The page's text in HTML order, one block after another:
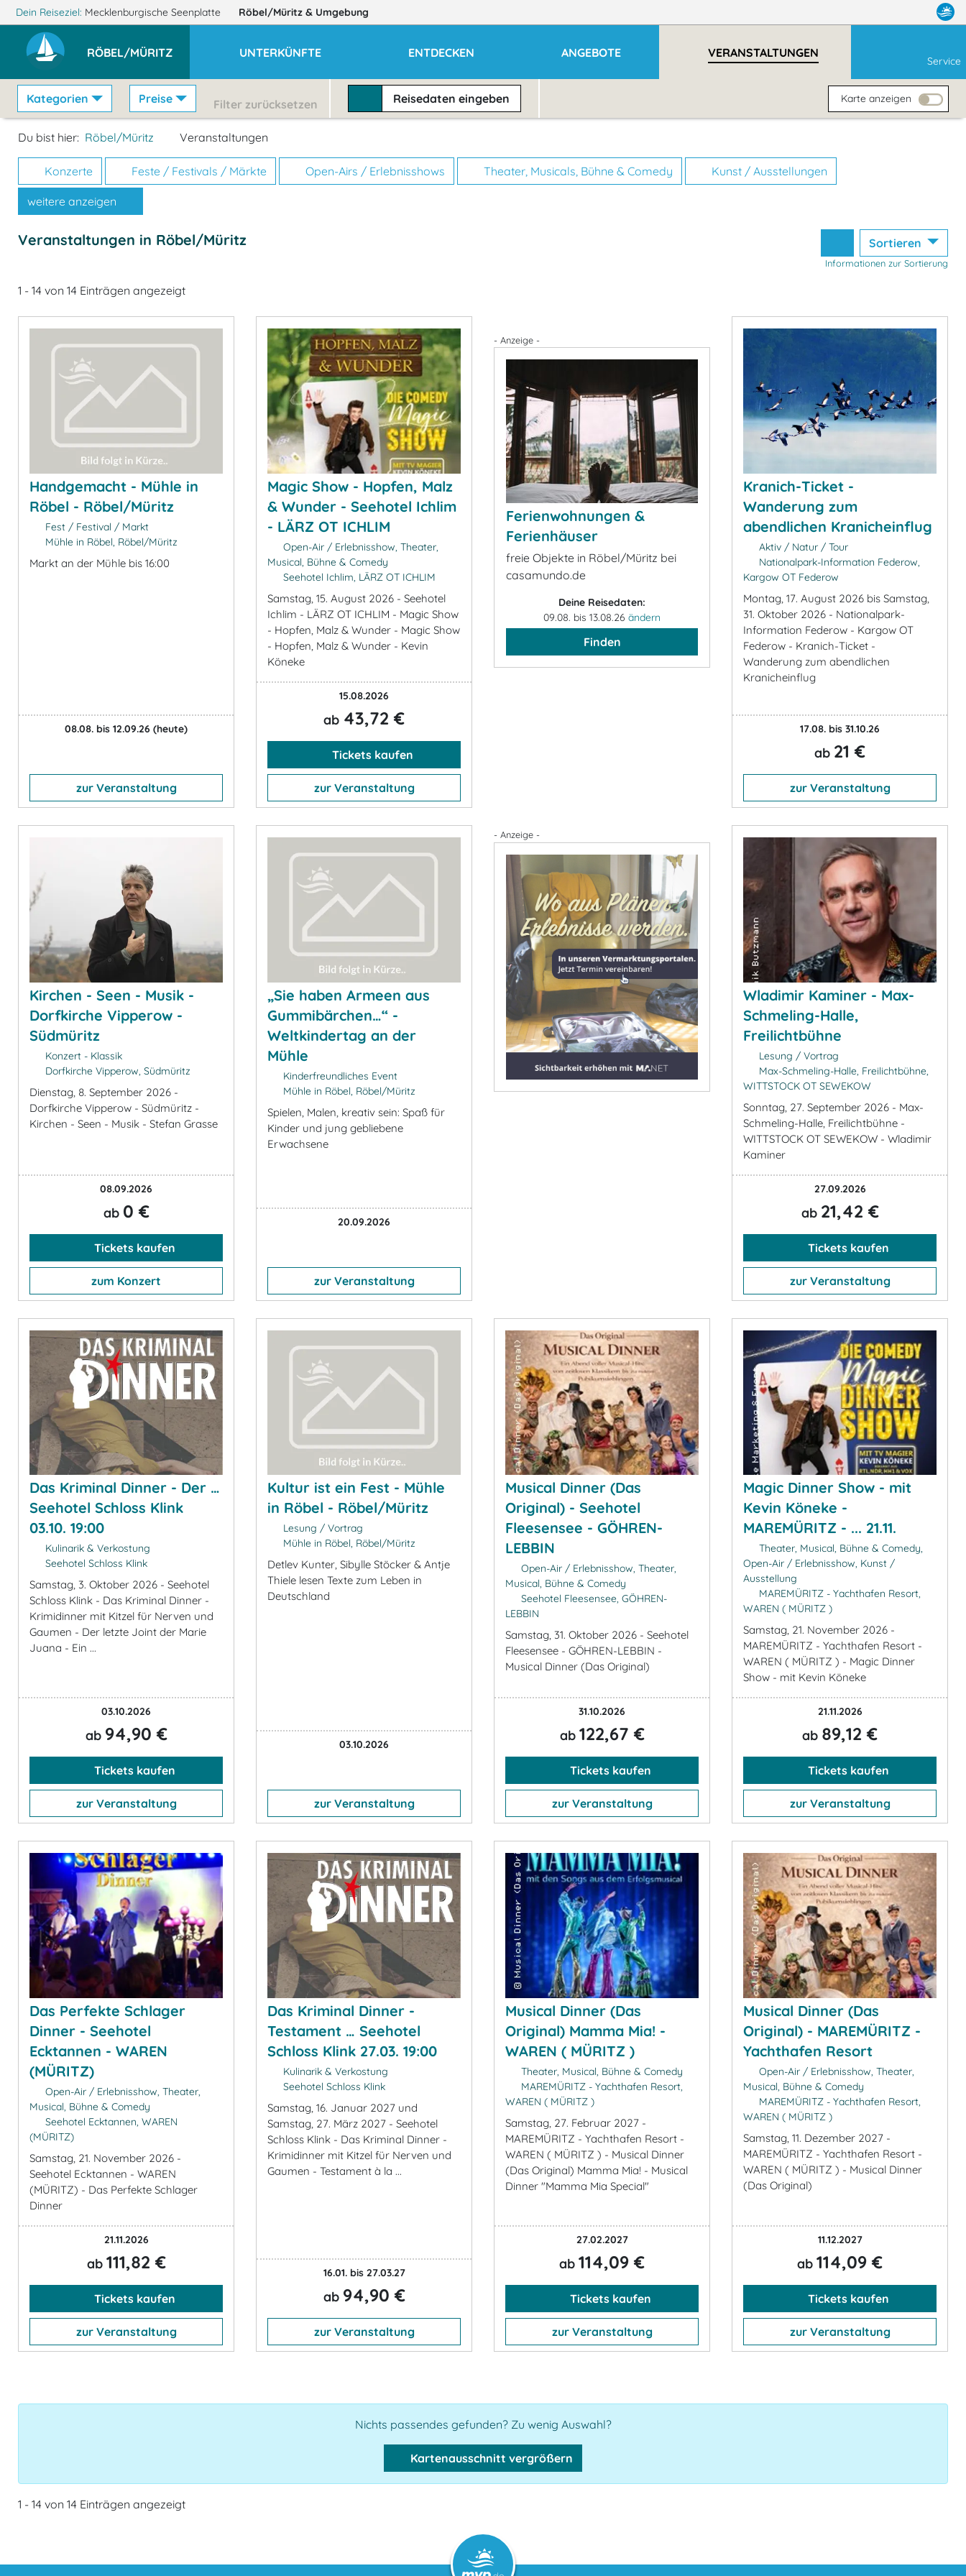
Dein Reiseziel: Mecklenburgische Seenplatte Röbel/Müritz & Umgebung
RÖBEL/MÜRITZ UNTERKÜNFTE ENTDECKEN ANGEBOTE VERANSTALTUNGEN
Service
Kategorien Preise Filter zurücksetzen Reisedateneingeben Karte anzeigen
Du bist hier: Röbel/Müritz Veranstaltungen
Konzerte Feste / Festivals / Märkte Open-Airs / Erlebnisshows Theater, Musicals, Bühne & Comedy Kunst / Ausstellungen
weitere anzeigen
Veranstaltungen in Röbel/Müritz Sortieren
Informationen zur Sortierung
1 - 14 von 14 Einträgen angezeigt
Handgemacht - Mühle in
Röbel - Röbel/Müritz
Fest / Festival / Markt
Mühle in Röbel, Röbel/Müritz
Markt an der Mühle bis 16:00
08.08. bis 12.09.26 (heute)
zur Veranstaltung
Magic Show - Hopfen, Malz
& Wunder - Seehotel Ichlim
- LÄRZ OT ICHLIM
Open-Air / Erlebnisshow, Theater,
Musical, Bühne & Comedy
Seehotel Ichlim, LÄRZ OT ICHLIM
Samstag, 15. August 2026 - Seehotel
Ichlim - LÄRZ OT ICHLIM - Magic Show
- Hopfen, Malz & Wunder - Magic Show
- Hopfen, Malz & Wunder - Kevin
Köneke
15.08.2026
ab 43,72 €
Tickets kaufen
zur Veranstaltung
- Anzeige -
Ferienwohnungen &
Ferienhäuser
freie Objekte in Röbel/Müritz bei
casamundo.de
Deine Reisedaten:
09.08. bis 13.08.26 ändern
Finden
Kranich-Ticket -
Wanderung zum
abendlichen Kranicheinflug
Aktiv / Natur / Tour
Nationalpark-Information Federow,
Kargow OT Federow
Montag, 17. August 2026 bis Samstag,
31. Oktober 2026 - Nationalpark-
Information Federow - Kargow OT
Federow - Kranich-Ticket -
Wanderung zum abendlichen
Kranicheinflug
17.08. bis 31.10.26
ab 21 €
zur Veranstaltung
Kirchen - Seen - Musik -
Dorfkirche Vipperow -
Südmüritz
Konzert - Klassik
Dorfkirche Vipperow, Südmüritz
Dienstag, 8. September 2026 -
Dorfkirche Vipperow - Südmüritz -
Kirchen - Seen - Musik - Stefan Grasse
08.09.2026
ab 0 €
Tickets kaufen
zum Konzert
„Sie haben Armeen aus
Gummibärchen…“ -
Weltkindertag an der
Mühle
Kinderfreundliches Event
Mühle in Röbel, Röbel/Müritz
Spielen, Malen, kreativ sein: Spaß für
Kinder und jung gebliebene
Erwachsene
20.09.2026
zur Veranstaltung
- Anzeige -
Wladimir Kaminer - Max-
Schmeling-Halle,
Freilichtbühne
Lesung / Vortrag
Max-Schmeling-Halle, Freilichtbühne,
WITTSTOCK OT SEWEKOW
Sonntag, 27. September 2026 - Max-
Schmeling-Halle, Freilichtbühne -
WITTSTOCK OT SEWEKOW - Wladimir
Kaminer
27.09.2026
ab 21,42 €
Tickets kaufen
zur Veranstaltung
Das Kriminal Dinner - Der …
Seehotel Schloss Klink
03.10. 19:00
Kulinarik & Verkostung
Seehotel Schloss Klink
Samstag, 3. Oktober 2026 - Seehotel
Schloss Klink - Das Kriminal Dinner -
Krimidinner mit Kitzel für Nerven und
Gaumen - Der letzte Joint der Marie
Juana - Ein ...
03.10.2026
ab 94,90 €
Tickets kaufen
zur Veranstaltung
Kultur ist ein Fest - Mühle
in Röbel - Röbel/Müritz
Lesung / Vortrag
Mühle in Röbel, Röbel/Müritz
Detlev Kunter, Sibylle Stöcker & Antje
Thiele lesen Texte zum Leben in
Deutschland
03.10.2026
zur Veranstaltung
Musical Dinner (Das
Original) - Seehotel
Fleesensee - GÖHREN-
LEBBIN
Open-Air / Erlebnisshow, Theater,
Musical, Bühne & Comedy
Seehotel Fleesensee, GÖHREN-
LEBBIN
Samstag, 31. Oktober 2026 - Seehotel
Fleesensee - GÖHREN-LEBBIN -
Musical Dinner (Das Original)
31.10.2026
ab 122,67 €
Tickets kaufen
zur Veranstaltung
Magic Dinner Show - mit
Kevin Köneke -
MAREMÜRITZ - ... 21.11.
Theater, Musical, Bühne & Comedy,
Open-Air / Erlebnisshow, Kunst /
Ausstellung
MAREMÜRITZ - Yachthafen Resort,
WAREN ( MÜRITZ )
Samstag, 21. November 2026 -
MAREMÜRITZ - Yachthafen Resort -
WAREN ( MÜRITZ ) - Magic Dinner
Show - mit Kevin Köneke
21.11.2026
ab 89,12 €
Tickets kaufen
zur Veranstaltung
Das Perfekte Schlager
Dinner - Seehotel
Ecktannen - WAREN
(MÜRITZ)
Open-Air / Erlebnisshow, Theater,
Musical, Bühne & Comedy
Seehotel Ecktannen, WAREN
(MÜRITZ)
Samstag, 21. November 2026 -
Seehotel Ecktannen - WAREN
(MÜRITZ) - Das Perfekte Schlager
Dinner
21.11.2026
ab 111,82 €
Tickets kaufen
zur Veranstaltung
Das Kriminal Dinner -
Testament … Seehotel
Schloss Klink 27.03. 19:00
Kulinarik & Verkostung
Seehotel Schloss Klink
Samstag, 16. Januar 2027 und
Samstag, 27. März 2027 - Seehotel
Schloss Klink - Das Kriminal Dinner -
Krimidinner mit Kitzel für Nerven und
Gaumen - Testament à la ...
16.01. bis 27.03.27
ab 94,90 €
zur Veranstaltung
Musical Dinner (Das
Original) Mamma Mia! -
WAREN ( MÜRITZ )
Theater, Musical, Bühne & Comedy
MAREMÜRITZ - Yachthafen Resort,
WAREN ( MÜRITZ )
Samstag, 27. Februar 2027 -
MAREMÜRITZ - Yachthafen Resort -
WAREN ( MÜRITZ ) - Musical Dinner
(Das Original) Mamma Mia! - Musical
Dinner "Mamma Mia Special"
27.02.2027
ab 114,09 €
Tickets kaufen
zur Veranstaltung
Musical Dinner (Das
Original) - MAREMÜRITZ -
Yachthafen Resort
Open-Air / Erlebnisshow, Theater,
Musical, Bühne & Comedy
MAREMÜRITZ - Yachthafen Resort,
WAREN ( MÜRITZ )
Samstag, 11. Dezember 2027 -
MAREMÜRITZ - Yachthafen Resort -
WAREN ( MÜRITZ ) - Musical Dinner
(Das Original)
11.12.2027
ab 114,09 €
Tickets kaufen
zur Veranstaltung
Nichts passendes gefunden? Zu wenig Auswahl?
Kartenausschnitt vergrößern
1 - 14 von 14 Einträgen angezeigt